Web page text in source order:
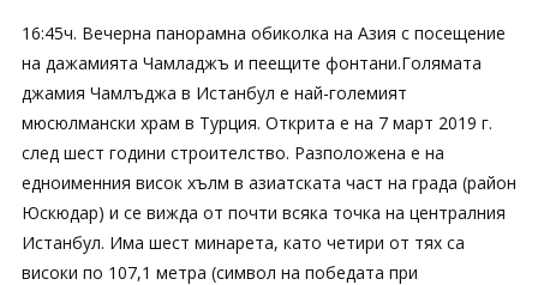
16:45ч. Вечерна панорамна обиколка на Азия с посещение
на дажамията Чамладжъ и пеещите фонтани.Голямата
джамия Чамлъджа в Истанбул е най-големият
мюсюлмански храм в Турция. Открита е на 7 март 2019 г.
след шест години строителство. Разположена е на
едноименния висок хълм в азиатската част на града (район
Юскюдар) и се вижда от почти всяка точка на централния
Истанбул. Има шест минарета, като четири от тях са
високи по 107,1 метра (символ на победата при